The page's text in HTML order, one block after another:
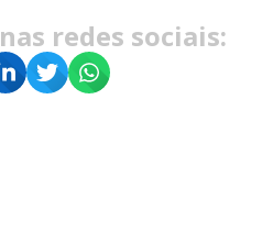
redes sociais: